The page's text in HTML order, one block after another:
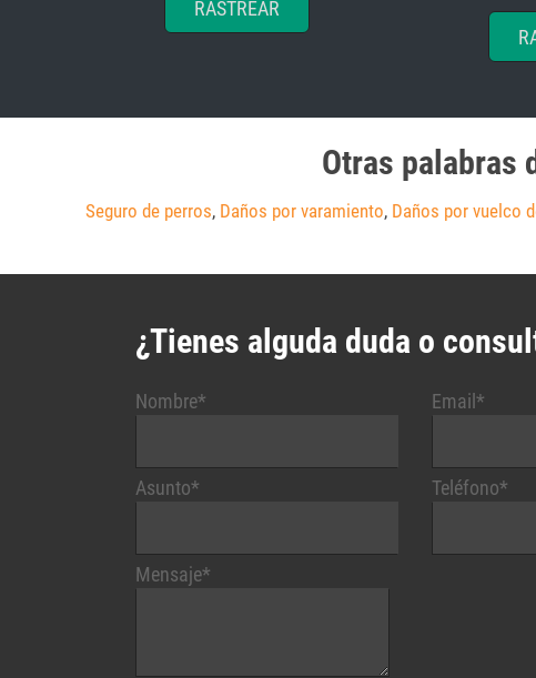
RASTREAR
Otras palabras
Seguro de perros, Daños por varamiento, Daños por vuelco
¿Tienes alguda duda o
Nombre*
Asunto*
Email*
Teléfono*
Mensaje*